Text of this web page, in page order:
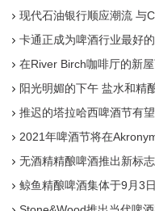
现代石油银行顺应潮流 与
卡通正成为啤酒行业最好
在River Birch咖啡厅的新
阳光明媚的下午 盐水和精
推迟的塔拉哈西啤酒节有
2021年啤酒节将在
无酒精精酿啤酒推出新标
鲸鱼精酿啤酒集体于9月3